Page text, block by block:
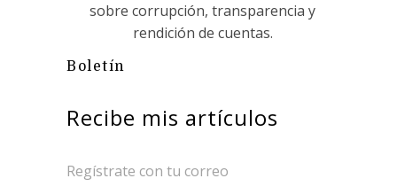
sobre corrupción, transparencia y
rendición de cuentas.
Boletín
Recibe mis artículos
Regístrate con tu correo